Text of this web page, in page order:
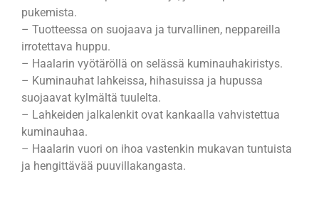
pukemista.
– Tuotteessa on suojaava ja turvallinen, neppareilla
irrotettava huppu.
– Haalarin vyötäröllä on selässä kuminauhakiristys.
– Kuminauhat lahkeissa, hihasuissa ja hupussa
suojaavat kylmältä tuulelta.
– Lahkeiden jalkalenkit ovat kankaalla vahvistettua
kuminauhaa.
– Haalarin vuori on ihoa vastenkin mukavan tuntuista
ja hengittävää puuvillakangasta.